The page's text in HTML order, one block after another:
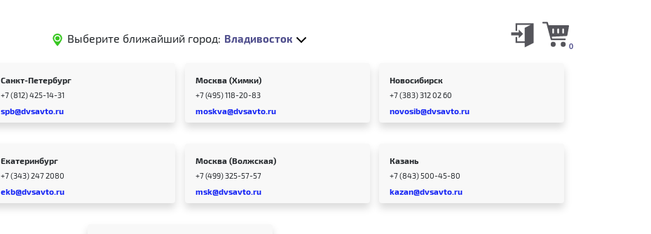
Выберите ближайший город: Владивосток
0
Санкт-Петербург
+7 (812) 425-14-31
spb@dvsavto.ru
Москва (Химки)
+7 (495) 118-20-83
moskva@dvsavto.ru
Новосибирск
+7 (383) 312 02 60
novosib@dvsavto.ru
Екатеринбург
+7 (343) 247 2080
ekb@dvsavto.ru
Москва (Волжская)
+7 (499) 325-57-57
msk@dvsavto.ru
Казань
+7 (843) 500-45-80
kazan@dvsavto.ru